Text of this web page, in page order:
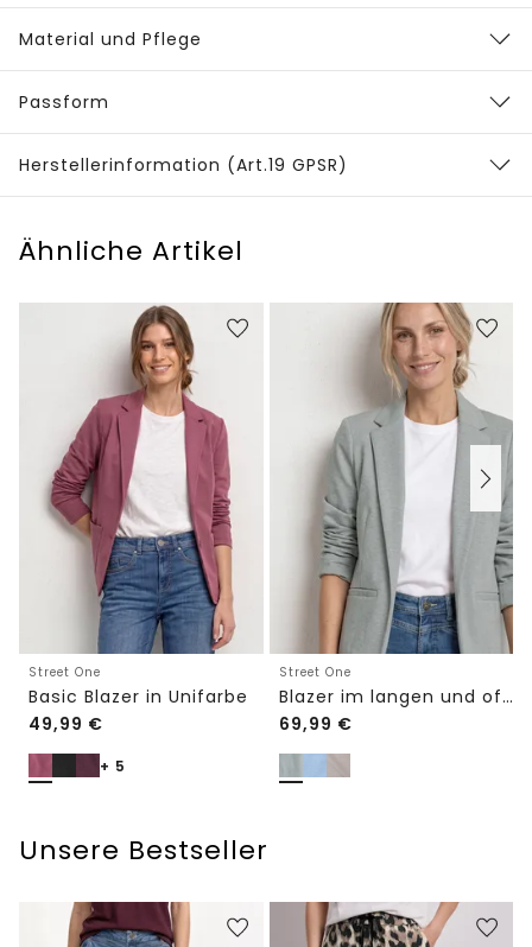
Material und Pflege
Passform
Herstellerinformation (Art.19 GPSR)
Ähnliche Artikel
Street One
Basic Blazer in Unifarbe
49,99 €
+ 5
Street One
Blazer im langen und offenen Schnitt
69,99 €
Unsere Bestseller